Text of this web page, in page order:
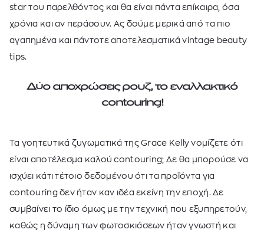
star του παρελθόντος και θα είναι πάντα επίκαιρα, όσα
χρόνια και αν περάσουν. Ας δούμε μερικά από τα πιο
αγαπημένα και πάντοτε αποτελεσματικάvintage beauty
tips.
Δύο αποχρώσεις ρουζ, το εναλλακτικό
contouring!
Τα γοητευτικά ζυγωματικά τηςGrace Kelly νομίζετε ότι
είναι αποτέλεσμα καλούcontouring; Δε θα μπορούσε να
ισχύει κάτι τέτοιο δεδομένου ότι τα προϊόντα για
contouringδεν ήταν καν ιδέα εκείνη την εποχή. Δε
συμβαίνει το ίδιο όμως με την τεχνική που εξυπηρετούν,
καθώς η δύναμη των φωτοσκιάσεων ήταν γνωστή και